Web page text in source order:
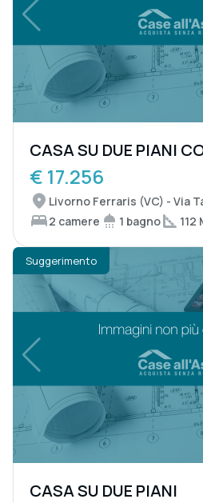
CASA SU DUE PIANI
€ 17.256
Livorno Ferraris (VC) - Via
2 camere
1 bagno 112
Suggerimento
CASA SU DUE PIANI